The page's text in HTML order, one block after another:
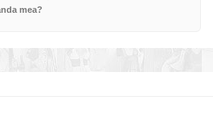
mea?